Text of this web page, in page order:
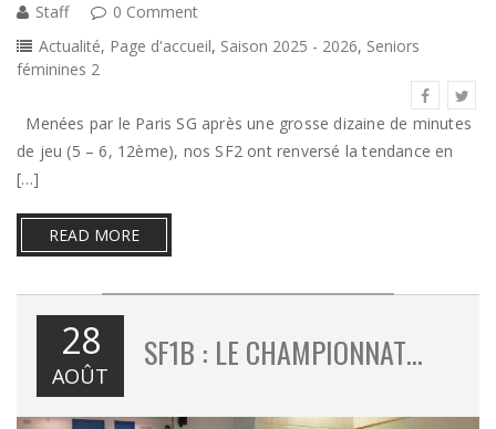
Staff
0 Comment
Actualité, Page d'accueil, Saison 2025 - 2026, Seniors
féminines 2
Menées par le Paris SG après une grosse dizaine de minutes
de jeu (5 – 6, 12ème), nos SF2 ont renversé la tendance en
[…]
READ MORE
28
AOÛT
SF1B : LE CHAMPIONNAT…